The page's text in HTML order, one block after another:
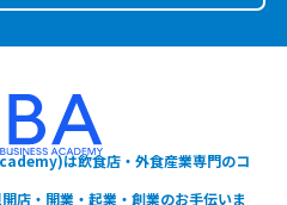
は飲食店・外食産業専門のコ
店・開業・起業・創業のお手伝いま